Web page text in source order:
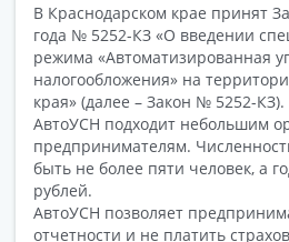
Документы
В Краснодарском крае принят
года № 5252-КЗ «О введении
режима «Автоматизированная
налогообложения» на
края» (далее – Закон № 5252-КЗ).
АвтоУСН подходит небольшим
предпринимателям.
быть не более пяти человек, а
рублей.
АвтоУСН позволяет
отчетности и не платить